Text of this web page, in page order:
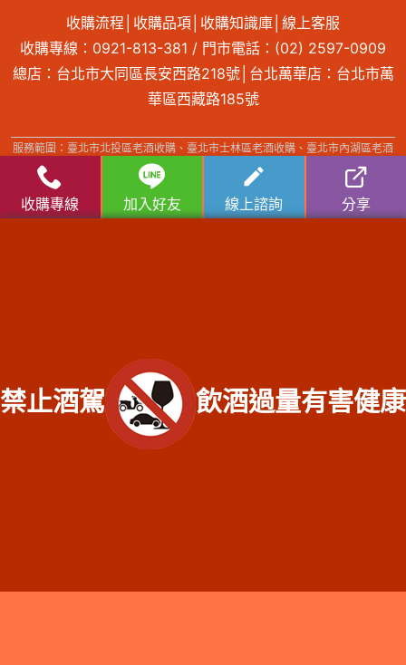
收購流程 收購品項 收購知識庫 線上客服
收購專線： 0921-813-381 / 門市電話： (02) 2597-0909
總店：台北市大同區長安西路218號│台北萬華店：台北市萬
華區西藏路185號
服務範圍：臺北市北投區老酒收購、臺北市士林區老酒收購、臺北市內湖區老酒
收購、臺北市南港區老酒收購、臺北市大同區老酒收購、臺北市萬華區老酒收
購、臺北市中正區老酒收購、臺北市大安區老酒收購、臺北市信義區老酒收購、
臺北市中山區老酒收購、臺北市松山區老酒收購、新北市萬里區老酒收購、新北
洲區老酒收購、新北市五股區老酒收購、新北市八里區老酒收購、新北市淡水區
老酒收購、新北市三芝區老酒收購、新北市石門區老酒收購、基隆市仁愛區老酒
收購、基隆市信義區老酒收購、基隆市中正區老酒收購、基隆市中山區老酒收
購、基隆市安樂區老酒收購、基隆市七堵區老酒收購、基隆市暖暖區老酒收購
收購專線 加入好友 線上諮詢 分享
禁止酒駕 飲酒過量有害健康